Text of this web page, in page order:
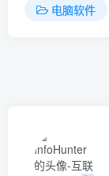
电脑软件